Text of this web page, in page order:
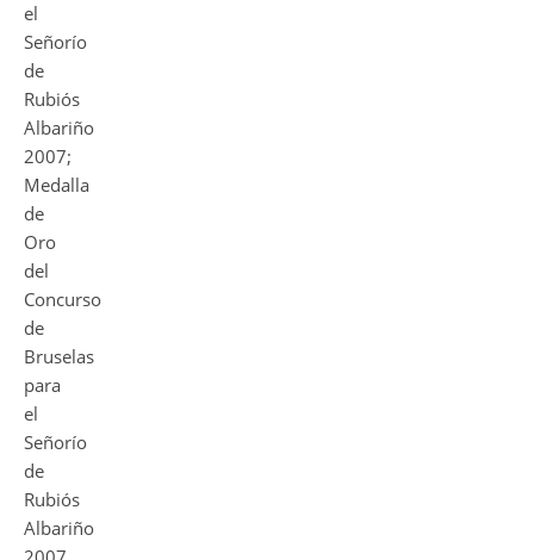
el
Señorío
de
Rubiós
Albariño
2007;
Medalla
de
Oro
del
Concurso
de
Bruselas
para
el
Señorío
de
Rubiós
Albariño